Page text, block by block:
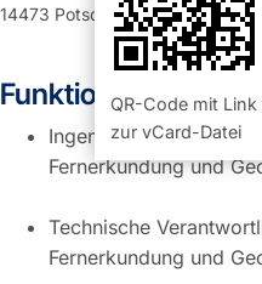
QR-Code mit Link
zur vCard-Datei
14473 Potsdam
Funktion und
Ingenieur im GFZ-
Fernerkundung und
Technische
Fernerkundung und